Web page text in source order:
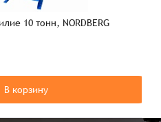
10 тонн, NORDBERG
В корзину